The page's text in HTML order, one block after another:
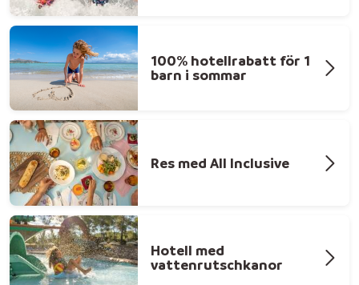
100% hotellrabatt för 1
barn i sommar
Res med All Inclusive
Hotell med
vattenrutschkanor